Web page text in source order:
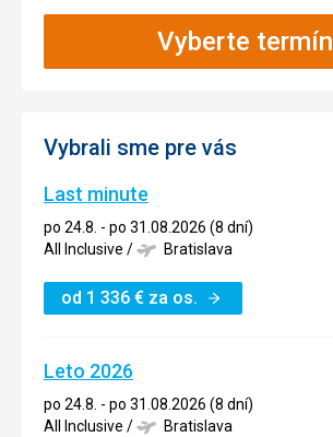
Vyberte termín
Vybrali sme pre vás
Last minute
po 24.8. - po 31.08.2026 (8 dní)
All Inclusive / Bratislava
od 1 336 € za os.
Leto 2026
po 24.8. - po 31.08.2026 (8 dní)
All Inclusive / Bratislava